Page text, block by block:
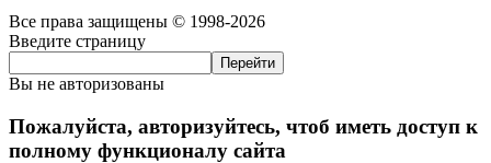
Все права защищены © 1998-2026
Введите страницу
Вы не авторизованы
Пожалуйста, авторизуйтесь, чтоб иметь доступ к
полному функционалу сайта